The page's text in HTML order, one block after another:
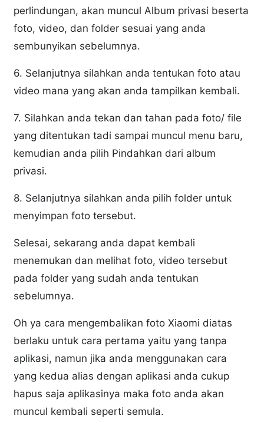
perlindungan, akan muncul Album privasi beserta
foto, video, dan folder sesuai yang anda
sembunyikan sebelumnya.
6. Selanjutnya silahkan anda tentukan foto atau
video mana yang akan anda tampilkan kembali.
7. Silahkan anda tekan dan tahan pada foto/ file
yang ditentukan tadi sampai muncul menu baru,
kemudian anda pilih Pindahkan dari album
privasi.
8. Selanjutnya silahkan anda pilih folder untuk
menyimpan foto tersebut.
Selesai, sekarang anda dapat kembali
menemukan dan melihat foto, video tersebut
pada folder yang sudah anda tentukan
sebelumnya.
Oh ya cara mengembalikan foto Xiaomi diatas
berlaku untuk cara pertama yaitu yang tanpa
aplikasi, namun jika anda menggunakan cara
yang kedua alias dengan aplikasi anda cukup
hapus saja aplikasinya maka foto anda akan
muncul kembali seperti semula.